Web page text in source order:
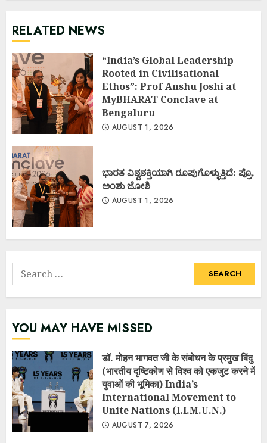
RELATED NEWS
“India’s Global Leadership
Rooted in Civilisational
Ethos”: Prof Anshu Joshi at
MyBHARAT Conclave at
Bengaluru
AUGUST 1, 2026
ಭಾರತ ವಿಶ್ವಶಕ್ತಿಯಾಗಿ ರೂಪುಗೊಳ್ಳುತ್ತಿದೆ: ಪ್ರೊ.
ಅಂಶು ಜೋಶಿ
AUGUST 1, 2026
Search
for:
YOU MAY HAVE MISSED
डॉ. मोहन भागवत जी के संबोधन के प्रमुख बिंदु
(भारतीय दृष्टिकोण से विश्व को एकजुट करने में
युवाओं की भूमिका) India’s
International Movement to
Unite Nations (I.I.M.U.N.)
AUGUST 7, 2026